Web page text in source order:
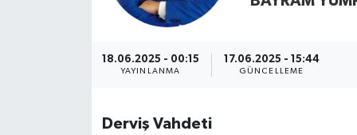
18.06.2025 - 00:15
YAYINLANMA
17.06.2025 - 15:44
GÜNCELLEME
Derviş Vahdeti
Resmi İlanlar
Son Dakika Haberleri